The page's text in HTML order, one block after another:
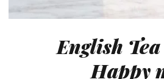
English
Happy